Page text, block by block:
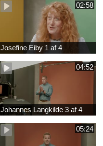
02:58
Josefine Eiby 1 af 4
04:52
Johannes Langkilde 3 af 4
05:24